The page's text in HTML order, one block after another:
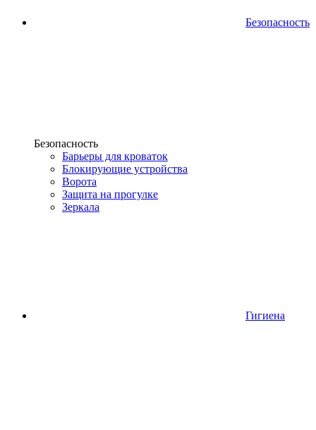
Безопасность
Безопасность
Барьеры для кроваток
Блокирующие устройства
Ворота
Защита на прогулке
Зеркала
Гигиена